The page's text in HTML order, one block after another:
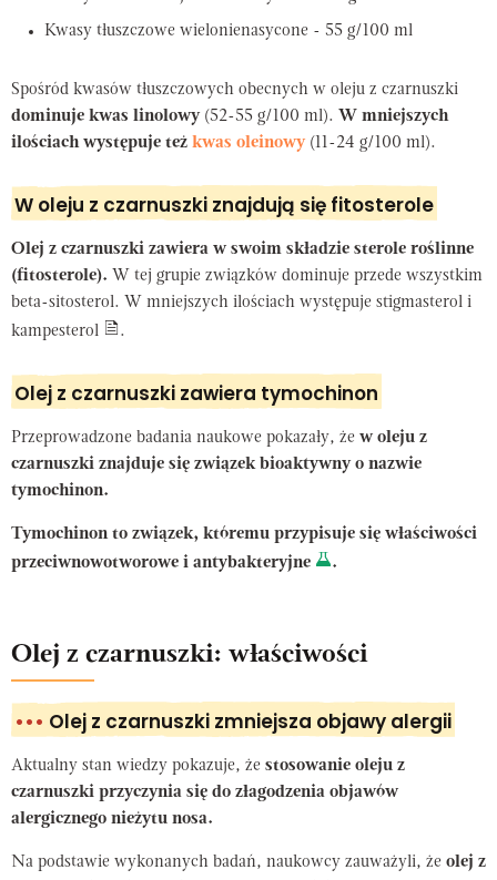
Kwasy tłuszczowe wielonienasycone - 55 g/100 ml
Spośród kwasów tłuszczowych obecnych w oleju z czarnuszki
dominuje kwas linolowy(52-55 g/100 ml). W mniejszych
ilościach występuje też kwas oleinowy(11-24 g/100 ml).
W oleju z czarnuszki znajdują się fitosterole
Olej z czarnuszki zawiera w swoim składzie sterole roślinne
(fitosterole). W tej grupie związków dominuje przede wszystkim
beta-sitosterol. W mniejszych ilościach występuje stigmasterol i
kampesterol
.
Olej z czarnuszki zawiera tymochinon
Przeprowadzone badania naukowe pokazały, że w oleju z
czarnuszki znajduje się związek bioaktywny o nazwie
tymochinon.
Tymochinon to związek, któremu przypisuje się właściwości
przeciwnowotworowe i antybakteryjne
.
Olej z czarnuszki: właściwości
••• Olej z czarnuszki zmniejsza objawy alergii
Aktualny stan wiedzy pokazuje, że stosowanie oleju z
czarnuszki przyczynia się do złagodzenia objawów
alergicznego nieżytu nosa.
Na podstawie wykonanych badań, naukowcy zauważyli, że olej z